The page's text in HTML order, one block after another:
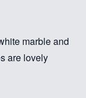
marble and
are lovely